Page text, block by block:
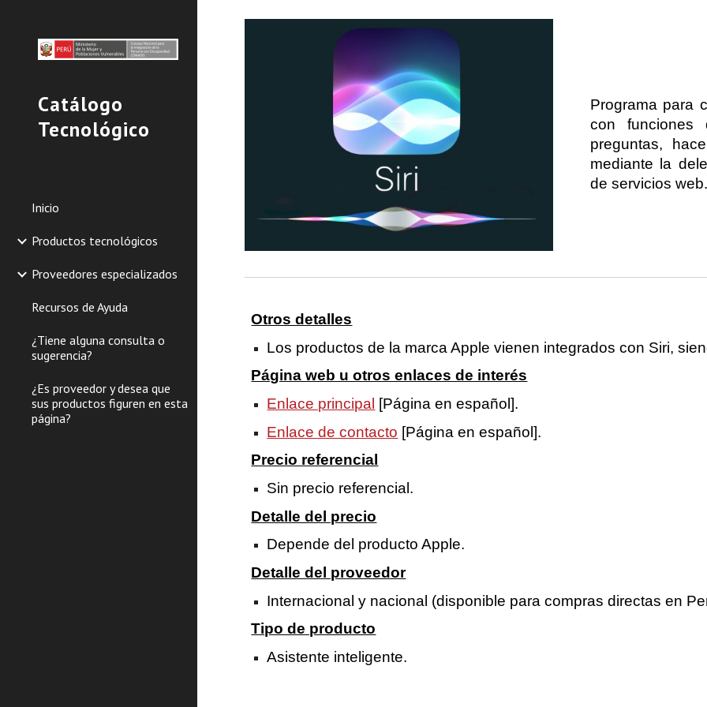
Skip to main content
Catálogo
Tecnológico
Inicio
Productos tecnológicos
Proveedores especializados
Recursos de Ayuda
¿Tiene alguna consulta o
sugerencia?
¿Es proveedor y desea que
sus productos figuren en esta
página?
Programa para
con funciones
preguntas,
mediante la
de servicios web.
Otros detalles
Los productos de la marca Apple vienen integrados con Siri,
Página web u otros enlaces de interés
Enlace principal
[Página en español].
Enlace de contacto [Página en español].
Precio referencial
Sin precio referencial.
Detalle del precio
Depende del producto Apple.
Detalle del proveedor
Internacional y nacional (disponible para compras directas en
Tipo de producto
Asistente inteligente.